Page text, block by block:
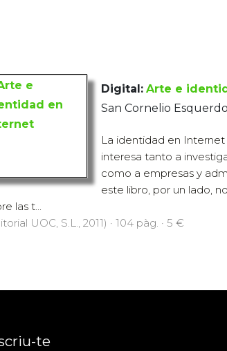
Digital: Arte e
San Cornelio
La identidad en
interesa tanto a
como a empresas y
este libro, por un lado,
las t...
UOC, S.L., 2011) · 104 pàg. · 5 €
te